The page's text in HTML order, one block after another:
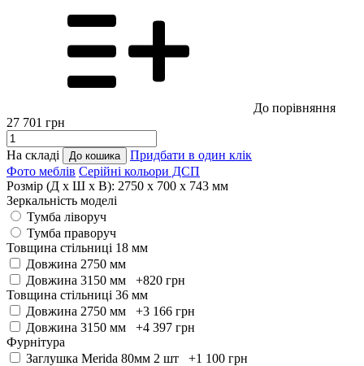
До порівняння
27 701 грн
На складі До кошика
Придбати в один клік
Фото меблів Серійні кольори ДСП
Розмір (Д x Ш x В): 2750 x 700 x 743 мм
Зеркальність моделі
Тумба ліворуч
Тумба праворуч
Товщина стільниці 18 мм
Довжина 2750 мм
Довжина 3150 мм +820 грн
Товщина стільниці 36 мм
Довжина 2750 мм +3 166 грн
Довжина 3150 мм +4 397 грн
Фурнітура
Заглушка Merida 80мм 2 шт +1 100 грн